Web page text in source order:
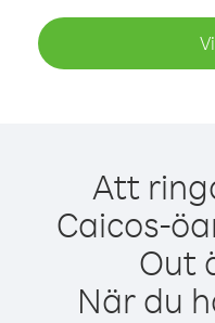
Att
Caicos-
Out
När du